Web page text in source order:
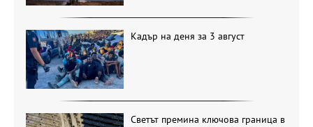
Кадър на деня за 3 август
Светът премина ключова граница в